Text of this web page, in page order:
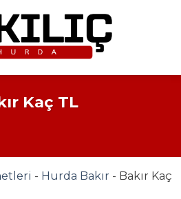
Kaç TL
- Hurda Bakır - Bakır Kaç